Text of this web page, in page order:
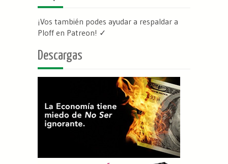
¡Vos también podes ayudar a respaldar a
Ploff en Patreon! ✓
Descargas